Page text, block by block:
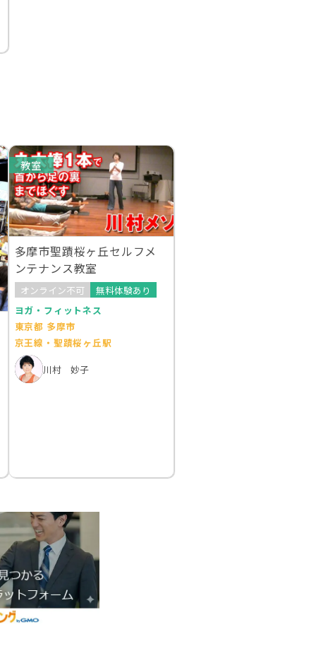
教室
多摩市聖蹟桜ヶ丘セルフメ
ンテナンス教室
オンライン不可
無料体験あり
ヨガ・フィットネス
東京都 多摩市
京王線・聖蹟桜ヶ丘駅
川村 妙子